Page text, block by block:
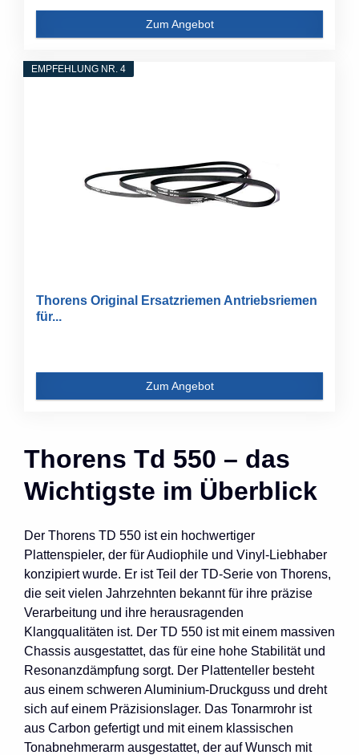
Zum Angebot
EMPFEHLUNG NR. 4
Thorens Original Ersatzriemen Antriebsriemen
für...
Zum Angebot
Thorens Td 550 – das
Wichtigste im Überblick
Der Thorens TD 550 ist ein hochwertiger
Plattenspieler, der für Audiophile und Vinyl-Liebhaber
konzipiert wurde. Er ist Teil der TD-Serie von Thorens,
die seit vielen Jahrzehnten bekannt für ihre präzise
Verarbeitung und ihre herausragenden
Klangqualitäten ist. Der TD 550 ist mit einem massiven
Chassis ausgestattet, das für eine hohe Stabilität und
Resonanzdämpfung sorgt. Der Plattenteller besteht
aus einem schweren Aluminium-Druckguss und dreht
sich auf einem Präzisionslager. Das Tonarmrohr ist
aus Carbon gefertigt und mit einem klassischen
Tonabnehmerarm ausgestattet, der auf Wunsch mit